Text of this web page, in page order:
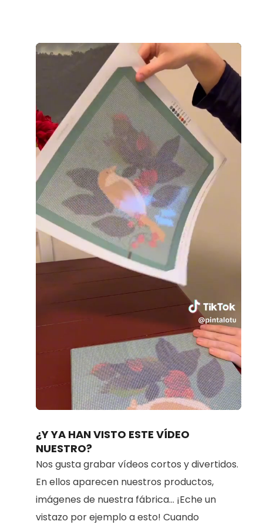
Unmute Loaded:
89.86%
¿Y YA HAN VISTO ESTE VÍDEO
NUESTRO?
Nos gusta grabar vídeos cortos y divertidos.
En ellos aparecen nuestros productos,
imágenes de nuestra fábrica... ¡Eche un
vistazo por ejemplo a esto! Cuando